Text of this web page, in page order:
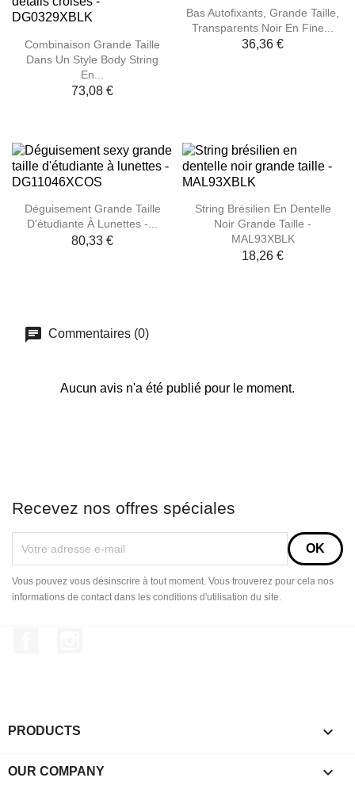
Combinaison Grande Taille
Dans Un Style Body String
En...
73,08 €
Bas Autofixants, Grande Taille,
Transparents Noir En Fine...
36,36 €
Déguisement Grande Taille
D'étudiante À Lunettes -...
80,33 €
String Brésilien En Dentelle
Noir Grande Taille -
MAL93XBLK
18,26 €
Commentaires (0)
Aucun avis n'a été publié pour le moment.
Recevez nos offres spéciales
Vous pouvez vous désinscrire à tout moment. Vous trouverez pour cela nos
informations de contact dans les conditions d'utilisation du site.
PRODUCTS 
OUR COMPANY 